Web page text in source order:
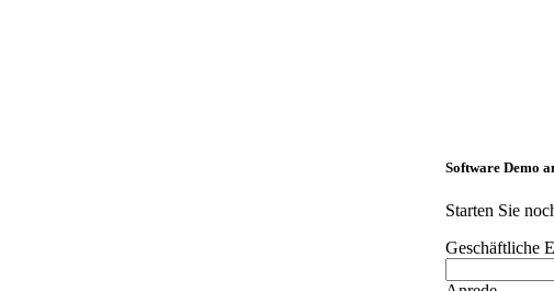
Software Demo
Starten Sie
Geschäftliche